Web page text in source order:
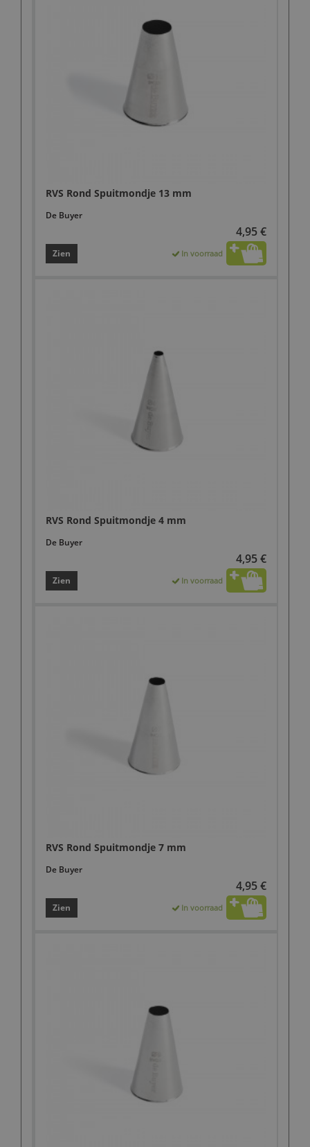
RVS Rond Spuitmondje 13 mm
De Buyer
4,95 €
Zien In voorraad
RVS Rond Spuitmondje 4 mm
De Buyer
4,95 €
Zien In voorraad
RVS Rond Spuitmondje 7 mm
De Buyer
4,95 €
Zien In voorraad